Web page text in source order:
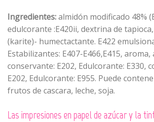
Ingredientes:almidón modificado 48%
edulcorante :E420ii, dextrina de
(karite)- humectactante. E422
Estabilizantes: E407-E466,E415, aroma,
conservante: E202, Edulcorante: E330,
E202, Edulcorante: E955. Puede
frutos de cascara, leche, soja.
Las impresiones en papel de azúcar y la